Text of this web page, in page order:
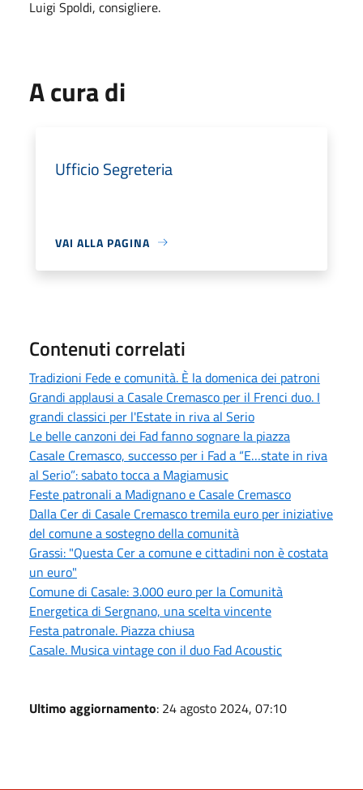
Luigi Spoldi, consigliere.
A cura di
Ufficio Segreteria
VAI ALLA PAGINA
Contenuti correlati
Tradizioni Fede e comunità. È la domenica dei patroni
Grandi applausi a Casale Cremasco per il Frenci duo. I
grandi classici per l'Estate in riva al Serio
Le belle canzoni dei Fad fanno sognare la piazza
Casale Cremasco, successo per i Fad a “E…state in riva
al Serio”: sabato tocca a Magiamusic
Feste patronali a Madignano e Casale Cremasco
Dalla Cer di Casale Cremasco tremila euro per iniziative
del comune a sostegno della comunità
Grassi: "Questa Cer a comune e cittadini non è costata
un euro"
Comune di Casale: 3.000 euro per la Comunità
Energetica di Sergnano, una scelta vincente
Festa patronale. Piazza chiusa
Casale. Musica vintage con il duo Fad Acoustic
Ultimo aggiornamento: 24 agosto 2024, 07:10